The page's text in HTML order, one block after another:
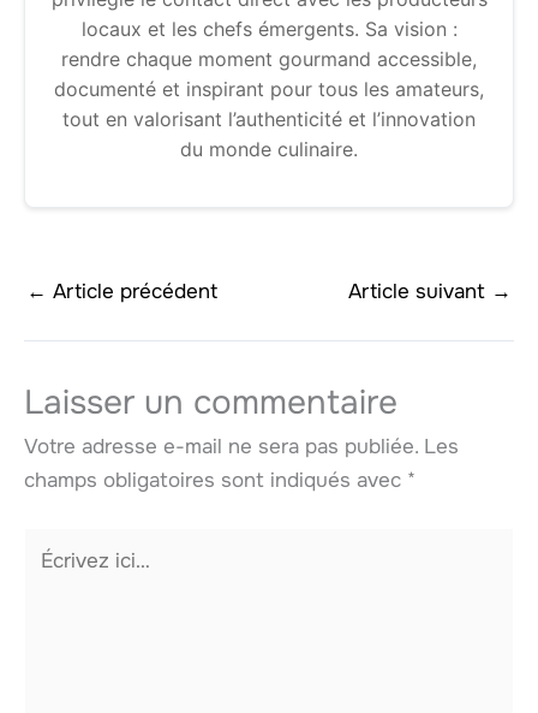
locaux et les chefs émergents. Sa vision :
rendre chaque moment gourmand accessible,
documenté et inspirant pour tous les amateurs,
tout en valorisant l’authenticité et l’innovation
du monde culinaire.
← Article précédent Article suivant →
Laisser un commentaire
Votre adresse e-mail ne sera pas publiée. Les
champs obligatoires sont indiqués avec *
Écrivez